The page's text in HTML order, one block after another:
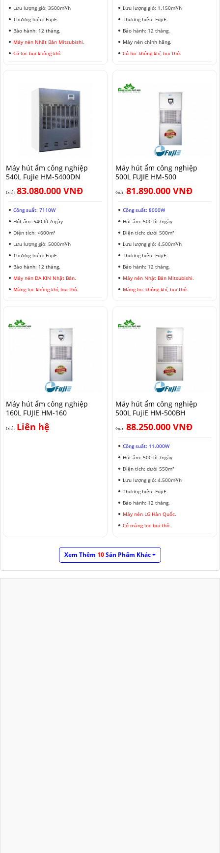
Lưu lượng gió: 3500m³/h
Thương hiệu: FujiE.
Bảo hành: 12 tháng.
Máy nén Nhật Bản Mitsubishi.
Có lọc bụi không khí.
Lưu lượng gió: 1.150m³/h
Thương hiệu: FujiE.
Bảo hành: 12 tháng.
Máy nén chính hãng.
Có lọc không khí, bụi thô.
Máy hút ẩm công nghiệp
540L Fujie HM-5400DN
Giá: 83.080.000 VNĐ
Công suất: 7110W
Hút ẩm: 540 lít /ngày
Diện tích: <600m²
Lưu lượng gió: 5000m³/h
Thương hiệu: FujiE.
Bảo hành: 12 tháng.
Máy nén DAIKIN Nhật Bản.
Màng lọc không khí, bụi thô.
Máy hút ẩm công nghiệp
500L FUJIE HM-500
Giá: 81.890.000 VNĐ
Công suất: 8000W
Hút ẩm: 500 lít /ngày
Diện tích: dưới 500m²
Lưu lượng gió: 4.500m³/h
Thương hiệu: FujiE.
Bảo hành: 12 tháng.
Máy nén Nhật Bản Mitsubishi.
Màng lọc không khí, bụi thô.
Máy hút ẩm công nghiệp
160L FUJIE HM-160
Giá: Liên hệ
Máy hút ẩm công nghiệp
500L FujiE HM-500BH
Giá: 88.250.000 VNĐ
Công suất: 11.000W
Hút ẩm: 500 lít /ngày
Diện tích: dưới 550m²
Lưu lượng gió: 4.500m³/h
Thương hiệu: FujiE.
Bảo hành: 12 tháng.
Máy nén LG Hàn Quốc.
Có màng lọc bụi thô.
Xem Thêm 10Sản Phẩm Khác